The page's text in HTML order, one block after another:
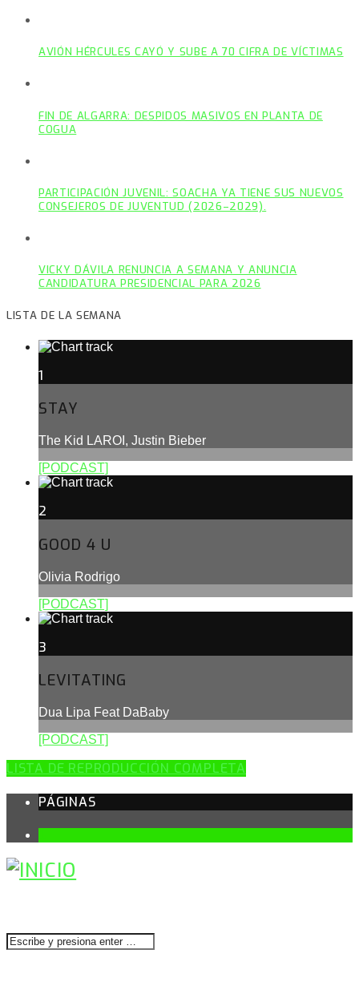
AVIÓN HÉRCULES CAYÓ Y SUBE A 70 CIFRA DE VÍCTIMAS
FIN DE ALGARRA: DESPIDOS MASIVOS EN PLANTA DE
COGUA
PARTICIPACIÓN JUVENIL: SOACHA YA TIENE SUS NUEVOS
CONSEJEROS DE JUVENTUD (2026–2029).
VICKY DÁVILA RENUNCIA A SEMANA Y ANUNCIA
CANDIDATURA PRESIDENCIAL PARA 2026
LISTA DE LA SEMANA
1
STAY
The Kid LAROI, Justin Bieber
[PODCAST]
2
GOOD 4 U
Olivia Rodrigo
[PODCAST]
3
LEVITATING
Dua Lipa Feat DaBaby
[PODCAST]
LISTA DE REPRODUCCIÓN COMPLETA
PÁGINAS